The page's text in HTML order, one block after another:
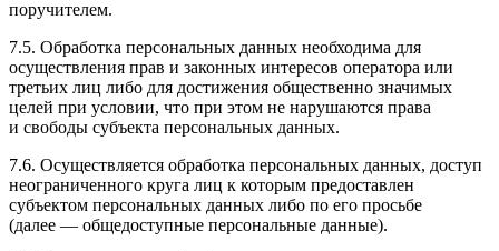
поручителем.
7.5. Обработка персональных данных необходима для
осуществления прав и законных интересов оператора или
третьих лиц либо для достижения общественно значимых
целей при условии, что при этом не нарушаются права
и свободы субъекта персональных данных.
7.6. Осуществляется обработка персональных данных, доступ
неограниченного круга лиц к которым предоставлен
субъектом персональных данных либо по его просьбе
(далее — общедоступные персональные данные).